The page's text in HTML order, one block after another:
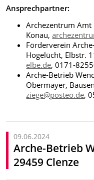
Ansprechpartner:
Archezentrum Amt
Konau,
Förderverein
Hogelücht, Elbstr.
elbe.de, 0171-
Arche-Betrieb
Obermayer,
ziege@posteo.de,
09.06.2024
Arche-Betrieb
29459 Clenze